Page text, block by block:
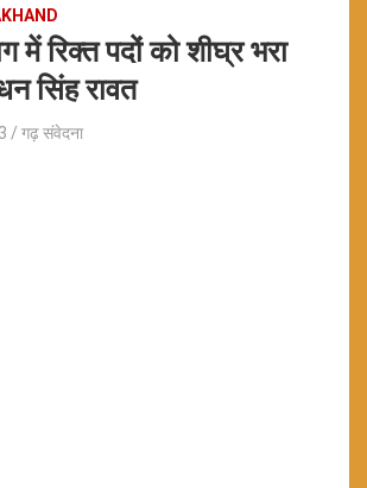
में रिक्त पदों को शीघ्र भरा
सिंह रावत
गढ़ संवेदना